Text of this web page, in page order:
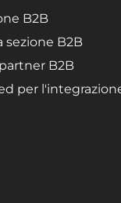
B2B
sezione B2B
B2B
per